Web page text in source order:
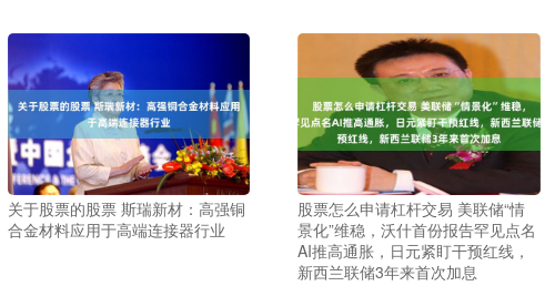
关于股票的股票 斯瑞新材：高强铜
合金材料应用于高端连接器行业
股票怎么申请杠杆交易 美联储“情
景化”维稳，沃什首份报告罕见点名
AI推高通胀，日元紧盯干预红线，
新西兰联储3年来首次加息